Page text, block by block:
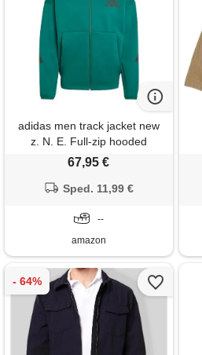
adidas men track jacket new
z. N. E. Full-zip hooded
67,95 €
Sped. 11,99 €
--
amazon